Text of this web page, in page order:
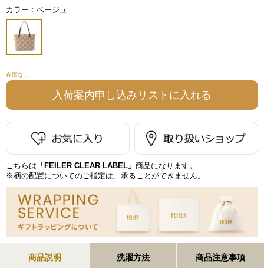
カラー：ベージュ
在庫なし
こちらは 「FEILER CLEAR LABEL」 商品になります。
※柄の配置についてのご指定は、承ることができません。
商品説明 洗濯方法 商品注意事項